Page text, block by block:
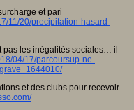
et pari
11/20/precipitation-hasard-
pas les inégalités sociales… il
04/17/parcoursup-ne-
et des clubs pour recevoir